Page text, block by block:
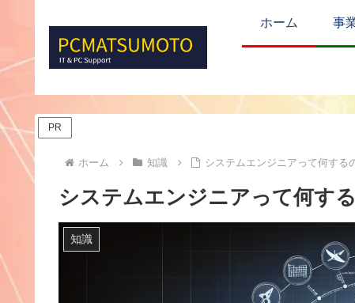
ホーム 事
PR
ホーム 知識 システムエンジニアって何する
システムエンジニアって何す
知識